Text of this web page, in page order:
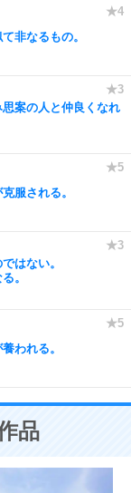
非なるもの。
案の人と仲良くなれ
服される。
はない。
。
われる。
品